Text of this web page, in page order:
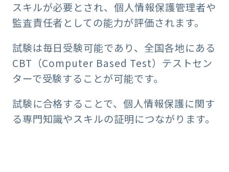
スキルが必要とされ、個人情報保護管理者や
監査責任者としての能力が評価されます。
試験は毎日受験可能であり、全国各地にある
CBT（Computer Based Test）テストセン
ターで受験することが可能です。
試験に合格することで、個人情報保護に関す
る専門知識やスキルの証明につながります。